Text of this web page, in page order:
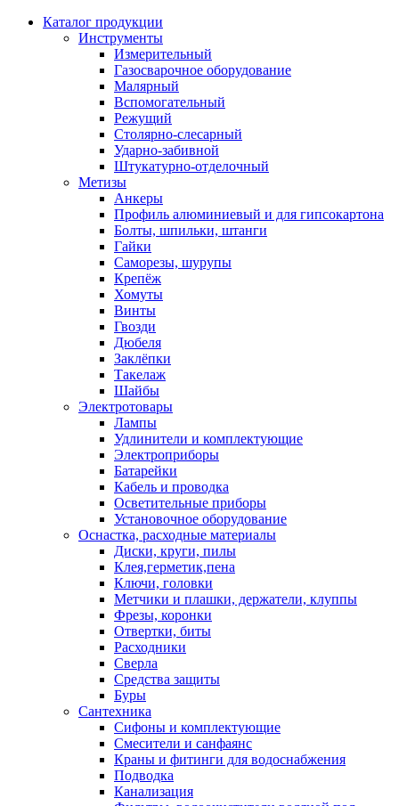
Каталог продукции
Инструменты
Измерительный
Газосварочное оборудование
Малярный
Вспомогательный
Режущий
Столярно-слесарный
Ударно-забивной
Штукатурно-отделочный
Метизы
Анкеры
Профиль алюминиевый и для гипсокартона
Болты, шпильки, штанги
Гайки
Саморезы, шурупы
Крепёж
Хомуты
Винты
Гвозди
Дюбеля
Заклёпки
Такелаж
Шайбы
Электротовары
Лампы
Удлинители и комплектующие
Электроприборы
Батарейки
Кабель и проводка
Осветительные приборы
Установочное оборудование
Оснастка, расходные материалы
Диски, круги, пилы
Клея,герметик,пена
Ключи, головки
Метчики и плашки, держатели, клуппы
Фрезы, коронки
Отвертки, биты
Расходники
Сверла
Средства защиты
Буры
Сантехника
Сифоны и комплектующие
Смесители и санфаянс
Краны и фитинги для водоснабжения
Подводка
Канализация